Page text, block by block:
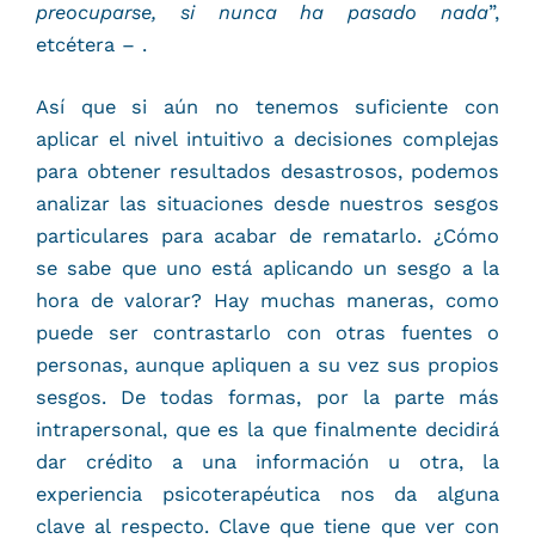
preocuparse, si nunca ha pasado nada”,
etcétera – .
Así que si aún no tenemos suficiente con
aplicar el nivel intuitivo a decisiones complejas
para obtener resultados desastrosos, podemos
analizar las situaciones desde nuestros sesgos
particulares para acabar de rematarlo. ¿Cómo
se sabe que uno está aplicando un sesgo a la
hora de valorar? Hay muchas maneras, como
puede ser contrastarlo con otras fuentes o
personas, aunque apliquen a su vez sus propios
sesgos. De todas formas, por la parte más
intrapersonal, que es la que finalmente decidirá
dar crédito a una información u otra, la
experiencia psicoterapéutica nos da alguna
clave al respecto. Clave que tiene que ver con